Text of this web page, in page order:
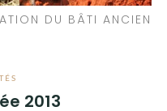
DU BÂTI ANCIEN
2013